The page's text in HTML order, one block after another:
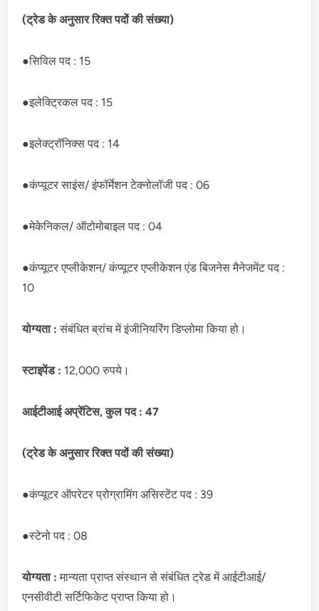
(ट्रेड के अनुसार रिक्त पदों की संख्या)
●सिविल पद : 15
●इलेक्ट्रिकल पद : 15
●इलेक्ट्रॉनिक्स पद : 14
●कंप्यूटर साइंस/ इंफॉर्मेशन टेक्नोलॉजी पद : 06
●मेकेनिकल/ ऑटोमोबाइल पद : 04
●कंप्यूटर एप्लीकेशन/ कंप्यूटर एप्लीकेशन एंड बिजनेस मैनेजमेंट पद :
10
योग्यता :संबंधित ब्रांच में इंजीनियरिंग डिप्लोमा किया हो।
स्टाइपेंड : 12,000 रुपये।
आईटीआई अप्रेंटिस, कुल पद : 47
(ट्रेड के अनुसार रिक्त पदों की संख्या)
●कंप्यूटर ऑपरेटर प्रोग्रामिंग असिस्टेंट पद : 39
●स्टेनो पद : 08
योग्यता :मान्यता प्राप्त संस्थान से संबंधित ट्रेड में आईटीआई/
एनसीवीटी सर्टिफिकेट प्राप्त किया हो।